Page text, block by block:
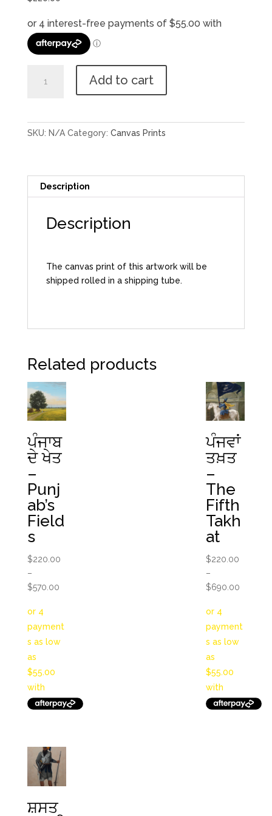
Bahadur
quantity
Add to cart
SKU: N/A Category: Canvas Prints
Description
Description
The canvas print of this artwork will be
shipped rolled in a shipping tube.
Related products
ਪੰਜਾਬ
ਦੇ ਖੇਤ
–
Punj
ab’s
Field
s
$220.00
–
$570.00Price
through
$570.00
ਪੰਜਵਾਂ
ਤਖ਼ਤ
–
The
Fifth
Takh
at
$220.00
–
$690.00Price
through
ਸ਼ਸਤ